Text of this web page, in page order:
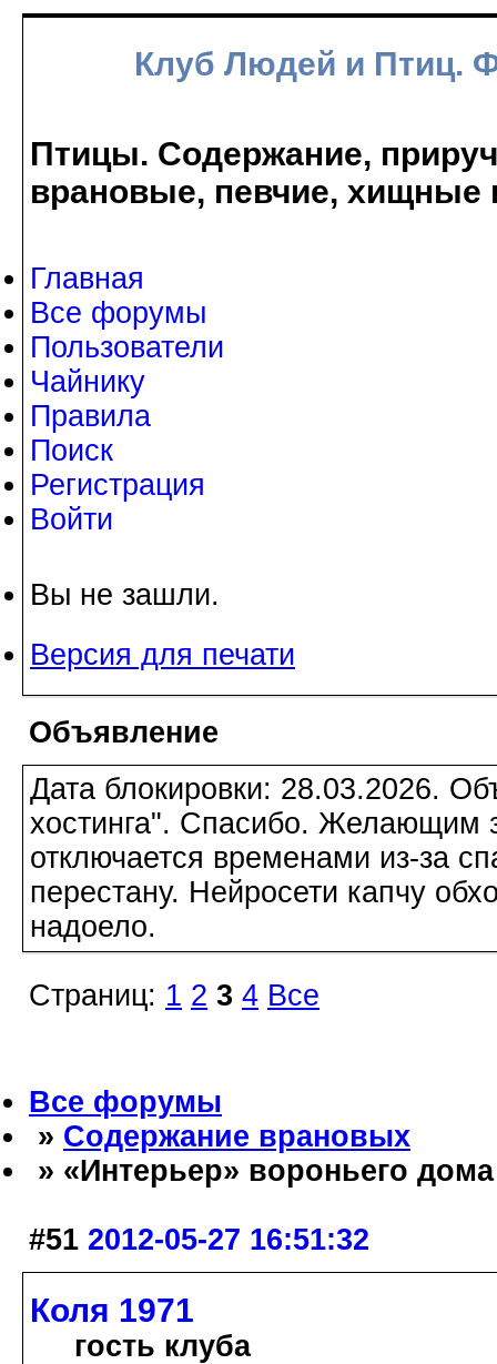
Клуб Людей и Птиц.
Птицы. Содержание,
врановые, певчие, хищные
Главная
Все форумы
Пользователи
Чайнику
Правила
Поиск
Регистрация
Войти
Вы не зашли.
Версия для печати
Объявление
Дата блокировки: 28.03.2026.
хостинга". Спасибо. Желающим
отключается временами из-за
перестану. Нейросети капчу
надоело.
Страниц: 1 2 3 4 Все
Все форумы
» Содержание врановых
» «Интерьер» вороньего дома
#51 2012-05-27 16:51:32
Коля 1971
гость клуба